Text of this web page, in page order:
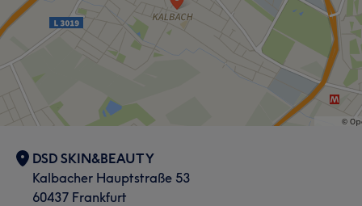
DSD SKIN&BEAUTY
Kalbacher Hauptstraße 53
60437 Frankfurt